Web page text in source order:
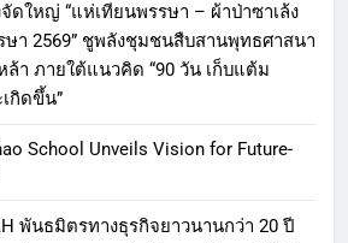
ดใหญ่ “แห่เทียนพรรษา – ผ้าป่าซาเล้ง
ษา 2569” ชูพลังชุมชนสืบสานพุทธศาสนา
ล้า ภายใต้แนวคิด “90 วัน เก็บแต้ม
กิดขึ้น”
School Unveils Vision for Future-
พันธมิตรทางธุรกิจยาวนานกว่า 20 ปี